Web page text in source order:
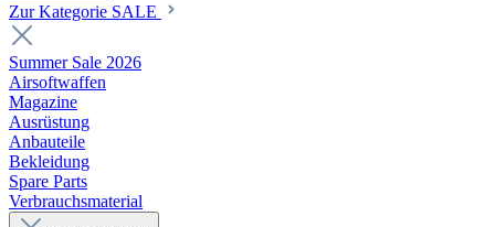
Zur Kategorie SALE
Summer Sale 2026
Airsoftwaffen
Magazine
Ausrüstung
Anbauteile
Bekleidung
Spare Parts
Verbrauchsmaterial